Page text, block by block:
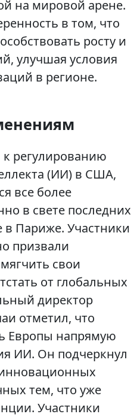
на мировой арене.
в том, что
росту и
улучшая условия
в регионе.
регулированию
(ИИ) в США,
все более
в свете последних
Париже. Участники
призвали
свои
от глобальных
директор
отметил, что
Европы напрямую
ИИ. Он подчеркнул
тем, что уже
Участники